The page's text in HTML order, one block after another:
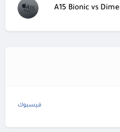
A15 Bionic vs
فيسبوك